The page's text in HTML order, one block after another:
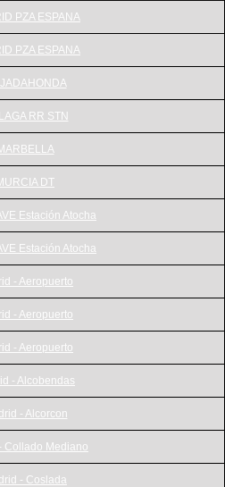
PZA ESPANA
PZA ESPANA
RR STN
DT
Estación Atocha
Estación Atocha
- Aeropuerto
- Aeropuerto
- Aeropuerto
- Alcobendas
- Alcorcon
Collado Mediano
- Coslada